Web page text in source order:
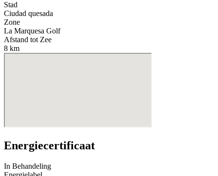
Stad
Ciudad quesada
Zone
La Marquesa Golf
Afstand tot Zee
8 km
Energiecertificaat
In Behandeling